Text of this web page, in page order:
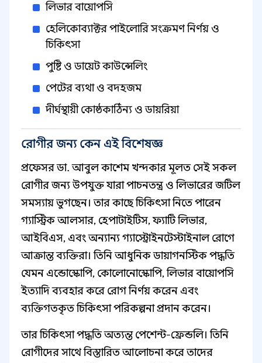
লিভার বায়োপসি
হেলিকোব্যাক্টর পাইলোরি সংক্রমণ নির্ণয় ও
চিকিৎসা
পুষ্টি ও ডায়েট কাউন্সেলিং
পেটের ব্যথা ও বদহজম
দীর্ঘস্থায়ী কোষ্ঠকাঠিন্য ও ডায়রিয়া
রোগীর জন্য কেন এই বিশেষজ্ঞ
প্রফেসর ডা. আবুল কাশেম খন্দকার মূলত সেই সকল
রোগীর জন্য উপযুক্ত যারা পাচনতন্ত্র ও লিভারের জটিল
সমস্যায় ভুগছেন। তার কাছে চিকিৎসা নিতে পারেন
গ্যাস্ট্রিক আলসার, হেপাটাইটিস, ফ্যাটি লিভার,
আইবিএস, এবং অন্যান্য গ্যাস্ট্রোইনটেস্টাইনাল রোগে
আক্রান্ত ব্যক্তিরা। তিনি আধুনিক ডায়াগনস্টিক পদ্ধতি
যেমন এন্ডোস্কোপি, কোলোনোস্কোপি, লিভার বায়োপসি
ইত্যাদি ব্যবহার করে রোগ নির্ণয় করেন এবং
ব্যক্তিগতকৃত চিকিৎসা পরিকল্পনা প্রদান করেন।
তার চিকিৎসা পদ্ধতি অত্যন্ত পেশেন্ট-ফ্রেন্ডলি। তিনি
রোগীদের সাথে বিস্তারিত আলোচনা করে তাদের